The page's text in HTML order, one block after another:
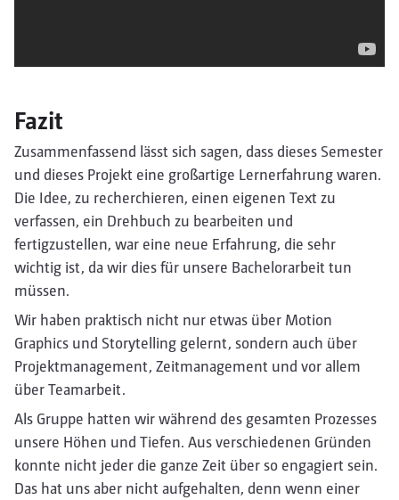
Fazit
Zusammenfassend lässt sich sagen, dass dieses Semester
und dieses Projekt eine großartige Lernerfahrung waren.
Die Idee, zu recherchieren, einen eigenen Text zu
verfassen, ein Drehbuch zu bearbeiten und
fertigzustellen, war eine neue Erfahrung, die sehr
wichtig ist, da wir dies für unsere Bachelorarbeit tun
müssen.
Wir haben praktisch nicht nur etwas über Motion
Graphics und Storytelling gelernt, sondern auch über
Projektmanagement, Zeitmanagement und vor allem
über Teamarbeit.
Als Gruppe hatten wir während des gesamten Prozesses
unsere Höhen und Tiefen. Aus verschiedenen Gründen
konnte nicht jeder die ganze Zeit über so engagiert sein.
Das hat uns aber nicht aufgehalten, denn wenn einer